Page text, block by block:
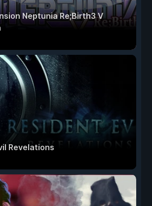
Neptunia Re;Birth3 V
Revelations